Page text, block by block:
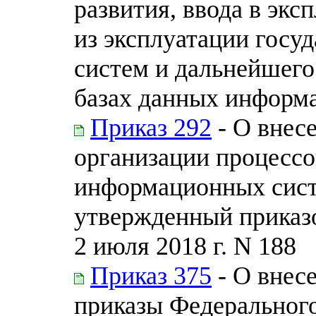
развития, ввода в
из эксплуатации
систем и
базах данных
Приказ 292 - О
организации
информационных
утвержденный
2 июля 2018 г. N 188
Приказ 375 - О
приказы